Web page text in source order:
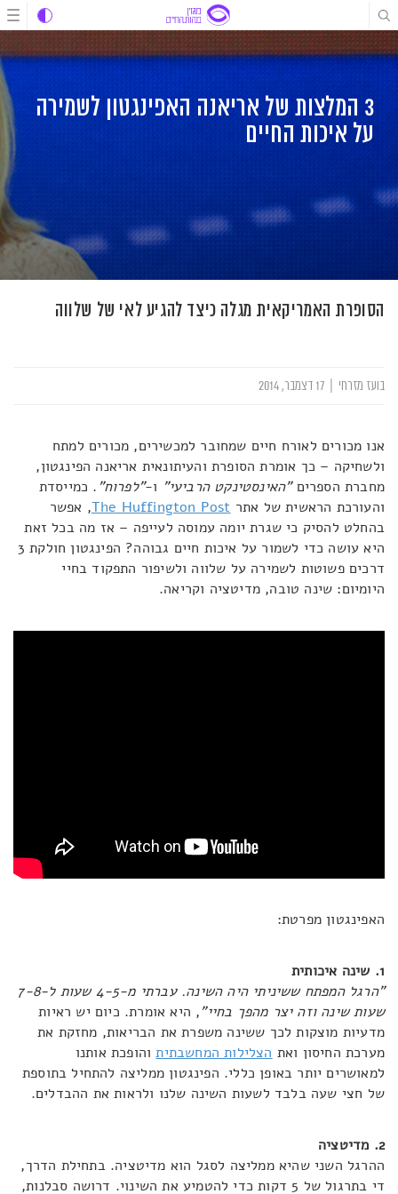
דלג
לתוכן
דלג
לתוכן
דלג
לניווט
3 המלצות של אריאנה האפינגטון לשמירה
על איכות החיים
הסופרת האמריקאית מגלה כיצד להגיע לאי של שלווה
בועז מזרחי
אנו מכורים לאורח חיים שמחובר למכשירים, מכורים למתח
ולשחיקה – כך אומרת הסופרת והעיתונאית אריאנה הפינגטון,
מחברת הספרים"האינסטינקט הרביעי" ו-"לפרוח". כמייסדת
והעורכת הראשית של אתר The Huffington Post, אפשר
בהחלט להסיק כי שגרת יומה עמוסה לעייפה – אז מה בכל זאת
היא עושה כדי לשמור על איכות חיים גבוהה? הפינגטון חולקת 3
דרכים פשוטות לשמירה על שלווה ולשיפור התפקוד בחיי
היומיום: שינה טובה, מדיטציה וקריאה.
האפינגטון מפרטת:
1. שינה איכותית
"הרגל המפתח ששיניתי היה השינה. עברתי מ-4-5 שעות ל-7-8
שעות שינה וזה יצר מהפך בחיי", היא אומרת. כיום יש ראיות
מדעיות מוצקות לכך ששינה משפרת את הבריאות, מחזקת את
מערכת החיסון ואת הצלילות המחשבתיתוהופכת אותנו
למאושרים יותר באופן כללי. הפינגטון ממליצה להתחיל בתוספת
של חצי שעה בלבד לשעות השינה שלנו ולראות את ההבדלים.
2. מדיטציה
ההרגל השני שהיא ממליצה לסגל הוא מדיטציה. בתחילת הדרך,
די בתרגול של 5 דקות כדי להטמיע את השינוי. דרושה סבלנות,